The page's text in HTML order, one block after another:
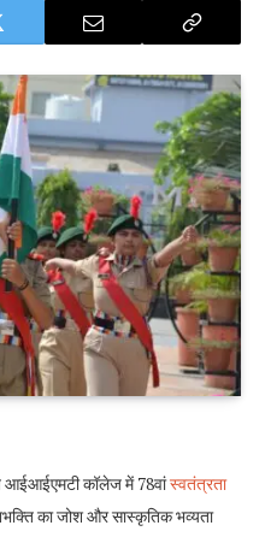
आईआईएमटी कॉलेज में 78वांस्वतंत्रता
का जोश और सास्कृतिक भव्यता